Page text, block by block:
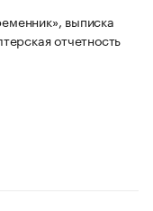
выписка
отчетность